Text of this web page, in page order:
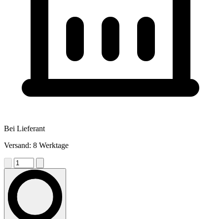
Bei Lieferant
Versand: 8 Werktage